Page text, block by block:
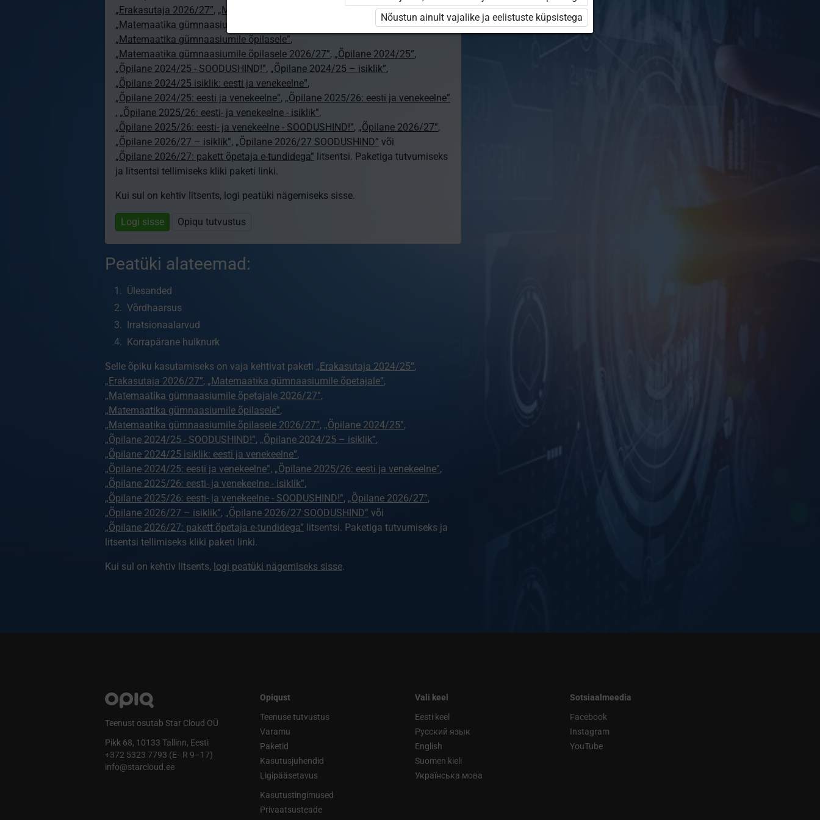
„Erakasutaja 2026/27”, „Matemaatika gümnaasiumile õpetajale”,
„Matemaatika gümnaasiumile õpetajale 2026/27”
„Matemaatika gümnaasiumile õpilasele”,
„Matemaatika gümnaasiumile õpilasele 2026/27”, „Õpilane 2024/25”,
„Õpilane 2024/25 - SOODUSHIND!”, „Õpilane 2024/25 – isiklik”,
„Õpilane 2024/25 isiklik: eesti ja venekeelne”,
„Õpilane 2024/25: eesti ja venekeelne”, „Õpilane 2025/26: eesti ja venekeelne”
, „Õpilane 2025/26: eesti- ja venekeelne - isiklik”,
„Õpilane 2025/26: eesti- ja venekeelne - SOODUSHIND!”, „Õpilane 2026/27”,
„Õpilane 2026/27 – isiklik”, „Õpilane 2026/27 SOODUSHIND” või
„Õpilane 2026/27: pakett õpetaja e-tundidega” litsentsi. Paketiga tutvumiseks
ja litsentsi tellimiseks kliki paketi linki.
Kui sul on kehtiv litsents, logi peatüki nägemiseks sisse.
Logi sisse Opiqu tutvustus
Peatüki alateemad:
Ülesanded
Võrdhaarsus
Irratsionaalarvud
Korrapärane hulknurk
Selle õpiku kasutamiseks on vaja kehtivat paketi „Erakasutaja 2024/25”,
„Erakasutaja 2026/27”, „Matemaatika gümnaasiumile õpetajale”,
„Matemaatika gümnaasiumile õpetajale 2026/27”,
„Matemaatika gümnaasiumile õpilasele”,
„Matemaatika gümnaasiumile õpilasele 2026/27”, „Õpilane 2024/25”,
„Õpilane 2024/25 - SOODUSHIND!”, „Õpilane 2024/25 – isiklik”,
„Õpilane 2024/25 isiklik: eesti ja venekeelne”,
„Õpilane 2024/25: eesti ja venekeelne”, „Õpilane 2025/26: eesti ja venekeelne”,
„Õpilane 2025/26: eesti- ja venekeelne - isiklik”,
„Õpilane 2025/26: eesti- ja venekeelne - SOODUSHIND!”, „Õpilane 2026/27”,
„Õpilane 2026/27 – isiklik”, „Õpilane 2026/27 SOODUSHIND” või
„Õpilane 2026/27: pakett õpetaja e-tundidega” litsentsi. Paketiga tutvumiseks ja
litsentsi tellimiseks kliki paketi linki.
Kui sul on kehtiv litsents, logi peatüki nägemiseks sisse.
Teenust osutab Star Cloud OÜ
Pikk 68, 10133 Tallinn, Eesti
+372 5323 7793 (E–R 9–17)
info@starcloud.ee
Opiqust
Teenuse tutvustus
Varamu
Paketid
Kasutusjuhendid
Ligipääsetavus
Kasutustingimused
Privaatsusteade
Vali keel
Eesti keel
Русский язык
English
Suomen kieli
Українська мова
Sotsiaalmeedia
Facebook
Instagram
YouTube
Nõustun ainult vajalike ja eelistuste küpsistega